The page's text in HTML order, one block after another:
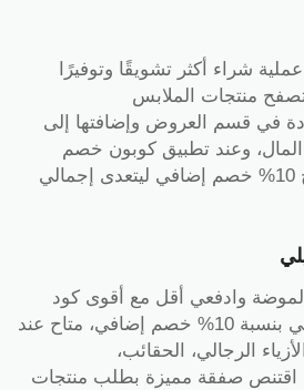
شراء أكثر تشويقًا وتوفيرًا
منتجات الملابس
في قسم العروض وإضافتها إلى
وعند تطبيق كوبون خصم
) ستربح 10% خصم إضافي ليتعدى إجمالي
وادفعي أقل مع أقوى كود
خصم نوف فاشن ستايلي بنسبة 10% خصم إضافي، متاح عند
الرجالي، الحقائب،
اقتنص صفقة مميزة بطلب منتجات